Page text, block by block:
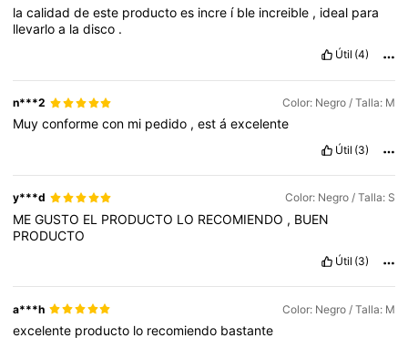
lacalidaddeeste productoes incre í ble increible , ideal para
llevarloa ladisco .
Útil (4)
n***2 Color: Negro / Talla: M
Muyconformecon mi pedido ,estáexcelente
Útil (3)
y***d Color: Negro / Talla: S
MEGUSTO EL PRODUCTO LO RECOMIENDO , BUEN
PRODUCTO
Útil (3)
a***h Color: Negro / Talla: M
excelente producto lo recomiendo bastante